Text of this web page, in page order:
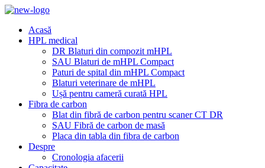
Acasă
HPL medical
DR Blaturi din compozit mHPL
SAU Blaturi de mHPL Compact
Paturi de spital din mHPL Compact
Blaturi veterinare de mHPL
Ușă pentru cameră curată HPL
Fibra de carbon
Blat din fibră de carbon pentru scaner CT DR
SAU Fibră de carbon de masă
Placa din tabla din fibra de carbon
Despre
Cronologia afacerii